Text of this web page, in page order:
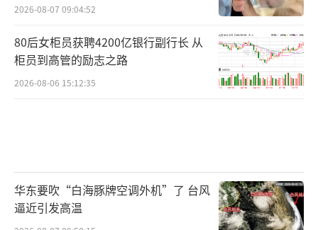
2026-08-07 09:04:52
80后女柜员获聘4200亿银行副行长 从
柜员到高管的励志之路
2026-08-06 15:12:35
华东要吹“白海豚牌空调外机”了 台风
逼近引发高温